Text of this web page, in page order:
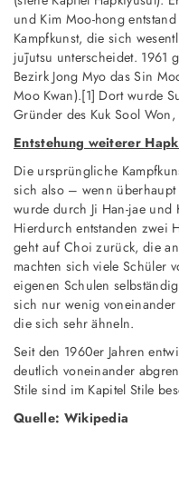
und Kim Moo-hong
Kampfkunst, die sich
jūjutsu unterscheidet. 1961
Bezirk Jong Myo das Sin
Moo Kwan).[1] Dort wurde
Gründer des Kuk Sool Won,
Entstehung weiterer
Die ursprüngliche
sich also – wenn
wurde durch Ji Han-jae und
Hierdurch entstanden zwei
geht auf Choi zurück, die
machten sich viele Schüler
eigenen Schulen
sich nur wenig
die sich sehr ähneln.
Seit den 1960er Jahren
deutlich voneinander
Stile sind im Kapitel Stile
Quelle: Wikipedia